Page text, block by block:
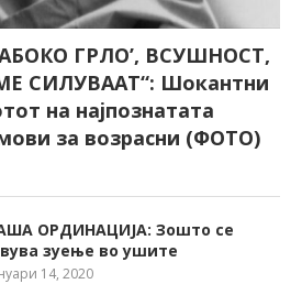
ГРЛО’, ВСУШНОСТ,
СИЛУВААТ“: Шокантни
на најпознатата
за возрасни (ФОТО)
ОРДИНАЦИЈА: Зошто се
зуење во ушите
14, 2020